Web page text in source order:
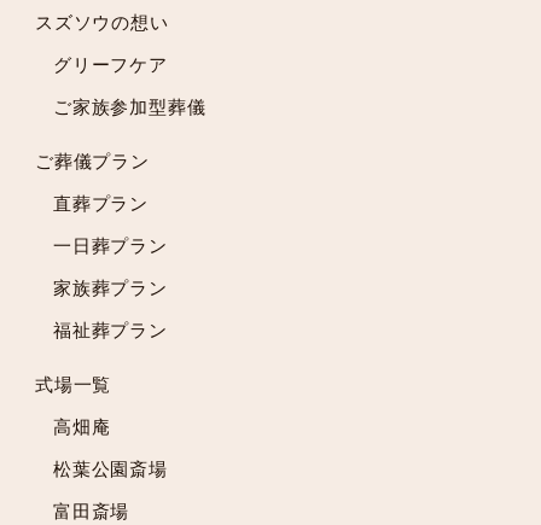
2024年1月
2023年12月
2023年10月
2023年9月
2023年6月
2023年5月
2023年4月
2023年2月
2023年1月
2022年11月
2022年10月
スズソウの想い
グリーフケア
ご家族参加型葬儀
ご葬儀プラン
直葬プラン
一日葬プラン
家族葬プラン
福祉葬プラン
式場一覧
高畑庵
松葉公園斎場
富田斎場